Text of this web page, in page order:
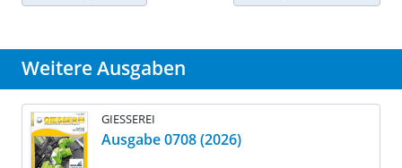
Weitere Ausgaben
GIESSEREI
Ausgabe 0708 (2026)